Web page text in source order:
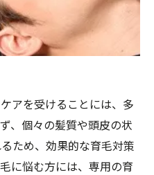
感
の役割
ショナルケアの利点
毛対策の始め方
アを受けることには、多
、個々の髪質や頭皮の状
ため、効果的な育毛対策
に悩む方には、専用の育